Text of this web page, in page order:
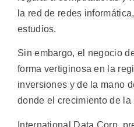
la red de redes
estudios.
Sin embargo, el negocio
forma vertiginosa en la
inversiones y de la mano
donde el crecimiento de la
International Data Corp.